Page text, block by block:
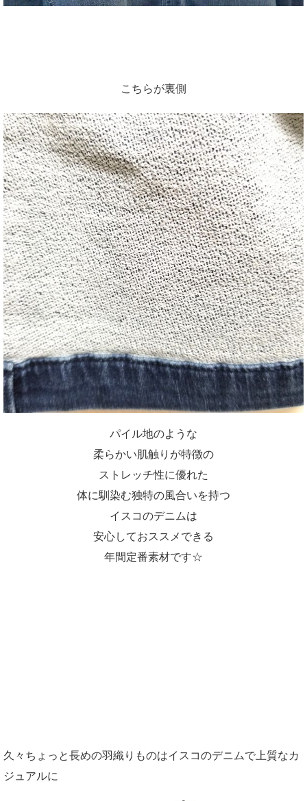
こちらが裏側
パイル地のような
柔らかい肌触りが特徴の
ストレッチ性に優れた
体に馴染む独特の風合いを持つ
イスコのデニムは
安心しておススメできる
年間定番素材です☆
久々ちょっと長めの羽織りものはイスコのデニムで上質なカ
ジュアルに